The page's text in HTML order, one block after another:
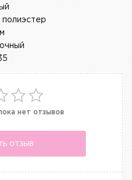
полиэстер
нет отзывов
отзыв